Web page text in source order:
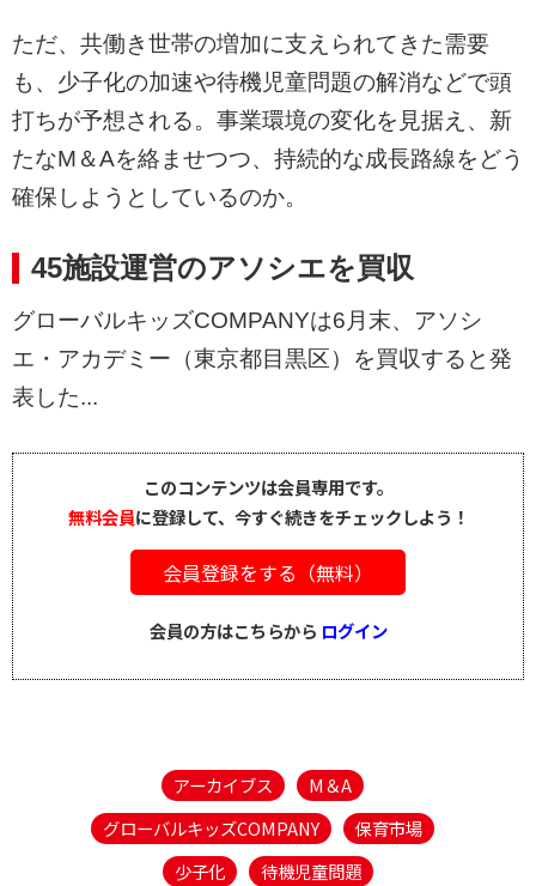
ただ、共働き世帯の増加に支えられてきた需要
も、少子化の加速や待機児童問題の解消などで頭
打ちが予想される。事業環境の変化を見据え、新
たなM＆Aを絡ませつつ、持続的な成長路線をどう
確保しようとしているのか。
45施設運営のアソシエを買収
グローバルキッズCOMPANYは6月末、アソシ
エ・アカデミー（東京都目黒区）を買収すると発
表した...
このコンテンツは会員専用です。
無料会員に登録して、今すぐ続きをチェックしよう！
会員登録をする（無料）
会員の方はこちらから ログイン
アーカイブス
M＆A
グローバルキッズCOMPANY
保育市場
少子化
待機児童問題